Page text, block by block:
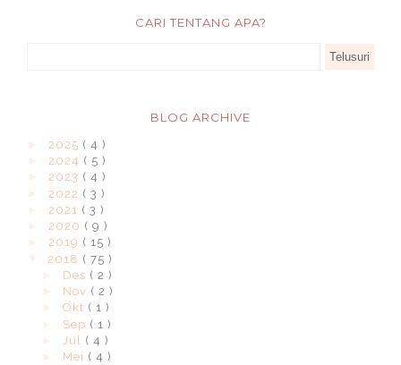
CARI TENTANG APA?
BLOG ARCHIVE
2025 ( 4 )
2024 ( 5 )
2023 ( 4 )
2022 ( 3 )
2021 ( 3 )
2020 ( 9 )
2019 ( 15 )
2018 ( 75 )
Des ( 2 )
Nov ( 2 )
Okt ( 1 )
Sep ( 1 )
Jul ( 4 )
Mei ( 4 )